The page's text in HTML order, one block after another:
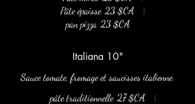
Pâte épaisse 23 $CA
pan pizza 23 $CA
Italiana 10"
Sauce tomate, fromage et saucisses italienne.
pâte traditionnelle 27 $CA